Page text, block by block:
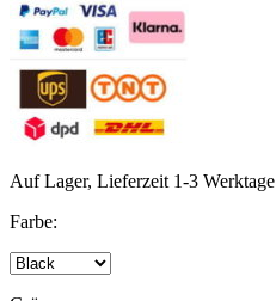
Auf Lager, Lieferzeit 1-3 Werktage
Farbe: